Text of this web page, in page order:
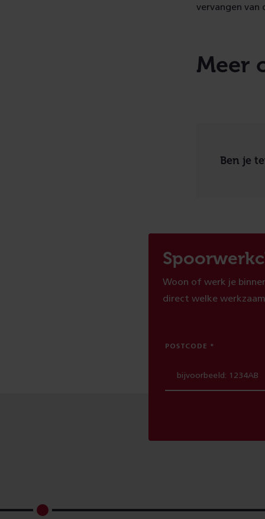
vervangen van
Meer
Ben je
Woon of werk je
direct welke
POSTCODE